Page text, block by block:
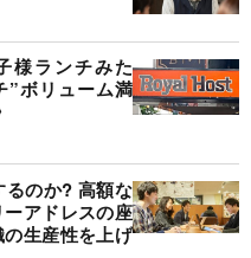
様ランチみた
”ボリューム満
るのか? 高額な
アドレスの座
生産性を上げ